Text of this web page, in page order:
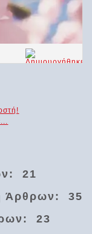
21
Άρθρων: 35
23